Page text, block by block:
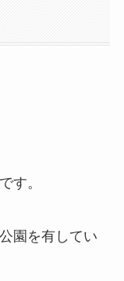
す。
園を有してい